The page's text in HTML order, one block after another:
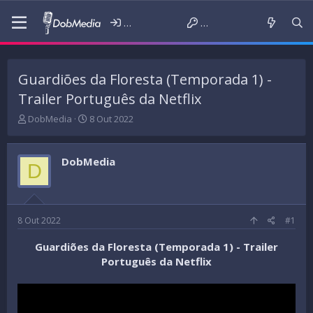
Iniciar sessão Criar conta
Guardiões da Floresta (Temporada 1) -
Trailer Português da Netflix
T
r
e
a
d
t
a
r
DobMedia
D
t
a
d
n
c
8 Out 2022
D DobMedia
8 Out 2022 #1
Guardiões da Floresta (Temporada 1) - Trailer
Português da Netflix